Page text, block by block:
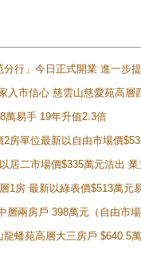
行」今日正式開業 進一步
入市信心 慈雲山慈愛苑高層
萬易手 19年升值2.3倍
房單位最新以自由市場價
居二市場價$335萬元沽出
1房 最新以綠表價$513萬元
層兩房戶 398萬元（自由市
蟠苑高層大三房戶